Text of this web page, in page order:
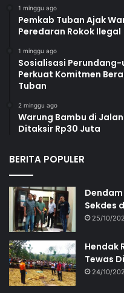
1 minggu ago
Pemkab Tuban Ajak
Peredaran Rokok Ilegal
1 minggu ago
Sosialisasi
Perkuat Komitmen
Tuban
2 minggu ago
Warung Bambu di
Ditaksir Rp30 Juta
BERITA POPULER
Sekdes
25/10/
Hendak
Tewas
24/10/